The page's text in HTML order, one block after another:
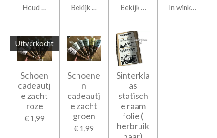
Houd mij op de hoogte
Bekijk details Bekijk details In
Uitverkocht
Schoen
cadeautj
e zacht
roze
€ 1,99
Schoene
n
cadeautj
e zacht
groen
€ 1,99
Sinterkla
as
statisch
e raam
folie (
herbruik